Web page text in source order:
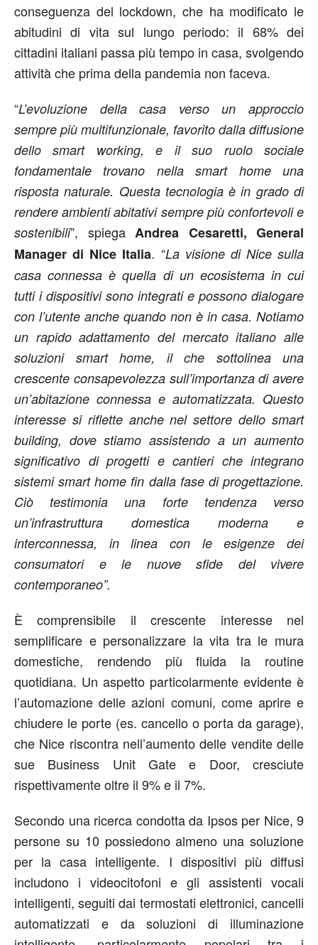
conseguenza del lockdown, che ha modificato le
abitudini di vita sul lungo periodo: il 68% dei
cittadini italiani passa più tempo in casa, svolgendo
attività che prima della pandemia non faceva.
“L’evoluzione della casa verso un approccio
sempre più multifunzionale, favorito dalla diffusione
dello smart working, e il suo ruolo sociale
fondamentale trovano nella smart home una
risposta naturale. Questa tecnologia è in grado di
rendere ambienti abitativi sempre più confortevoli e
sostenibili”, spiega Andrea Cesaretti, General
Manager di Nice Italia. “La visione di Nice sulla
casa connessa è quella di un ecosistema in cui
tutti i dispositivi sono integrati e possono dialogare
con l’utente anche quando non è in casa. Notiamo
un rapido adattamento del mercato italiano alle
soluzioni smart home, il che sottolinea una
crescente consapevolezza sull’importanza di avere
un’abitazione connessa e automatizzata. Questo
interesse si riflette anche nel settore dello smart
building, dove stiamo assistendo a un aumento
significativo di progetti e cantieri che integrano
sistemi smart home fin dalla fase di progettazione.
Ciò testimonia una forte tendenza verso
un’infrastruttura domestica moderna e
interconnessa, in linea con le esigenze dei
consumatori e le nuove sfide del vivere
contemporaneo”.
È comprensibile il crescente interesse nel
semplificare e personalizzare la vita tra le mura
domestiche, rendendo più fluida la routine
quotidiana. Un aspetto particolarmente evidente è
l’automazione delle azioni comuni, come aprire e
chiudere le porte (es. cancello o porta da garage),
che Nice riscontra nell’aumento delle vendite delle
sue Business Unit Gate e Door, cresciute
rispettivamente oltre il 9% e il 7%.
Secondo una ricerca condotta da Ipsos per Nice, 9
persone su 10 possiedono almeno una soluzione
per la casa intelligente. I dispositivi più diffusi
includono i videocitofoni e gli assistenti vocali
intelligenti, seguiti dai termostati elettronici, cancelli
automatizzati e da soluzioni di illuminazione